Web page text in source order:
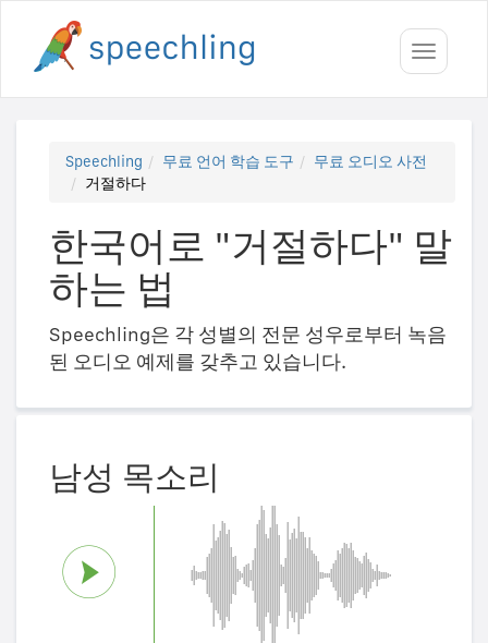
Toggle
Speechling 무료 언어 학습 도구
무료 오디오 사전
거절하다
한국어로 "거절하다" 말
하는 법
Speechling은 각 성별의 전문 성우로부터 녹음
된 오디오 예제를 갖추고 있습니다.
남성 목소리